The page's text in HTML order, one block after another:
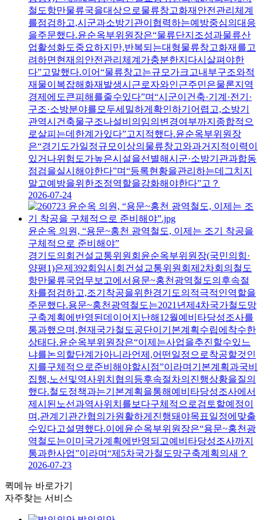
철도항만물류국을대상으로물류창고화재안전관리체계
를점검하고,시군과소방기관이협력하는예방중심의대응
을주문했다.윤순옥부위원장은“물류단지조성과물류산
업활성화도중요하지만,반복되는대형물류창고화재를고
려하면현재의안전관리체계가충분한지다시살펴야한
다”고말했다.이어“물류창고는규모가크고내부구조와적
재물이복잡해화재발생시근로자와인근주민은물론지역
경제에도큰피해를줄수있다”며“시군이건축·기계·전기·
구조·소방분야를모두세밀하게확인하기어렵고,소방기
관역시건축물구조나설비의임의변경여부까지종합적으
로살피는데한계가있다”고지적했다.윤순옥부위원장
은“경기도가일정규모이상의물류창고와과거지적이력이
있거나위험도가높은시설을선별해시군·소방기관과합동
점검을실시해야한다”며“등록현황을관리하는데그치지
말고예방을위한조정역할을강화해야한다”고？
2026-07-24
윤순옥 의원, “용문~홍천 광역철도, 이제는 조기 착공을
구체적으로 준비해야”
경기도의회건설교통위원회윤순옥부위원장(국민의힘·
양평1)은제392회임시회건설교통위원회제2차회의철도
항만물류국업무보고에서용문~홍천광역철도의후속절
차를점검하고,조기착공을위한경기도의적극적인역할을
주문했다.용문~홍천광역철도는2021년제4차국가철도망
구축계획에반영된데이어지난해12월예비타당성조사를
통과했으며,현재국가철도공단이기본계획수립에착수한
상태다.윤순옥부위원장은“이제는사업을추진할수있느
냐를논의할단계가아니라언제,어떤일정으로착공할것인
지를구체적으로준비해야할시점”이라며기본계획과국비
집행,노선및역사위치협의등후속절차의진행상황을질의
했다.철도정책과는기본계획을통해예비타당성조사에서
제시된노선과역사위치를보다구체적으로검토할예정이
며,관계기관간협의가원활하게진행돼야목표일정에맞출
수있다고설명했다.이에윤순옥부위원장은“용문~홍천광
역철도는이미국가계획에반영되고예비타당성조사까지
통과한사업”이라며“제5차국가철도망구축계획의새？
2026-07-23
퀵메뉴 바로가기
자주찾는 서비스